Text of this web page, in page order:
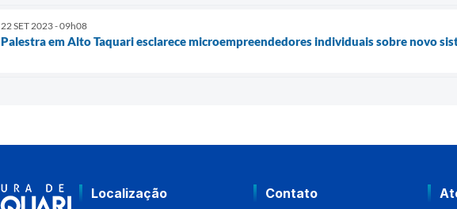
22 SET 2023 - 09h08
Palestra em Alto Taquari esclarece microempreendedores individuais sobre novo
Localização Contato